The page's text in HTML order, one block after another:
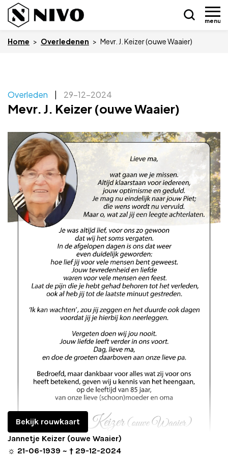
menu
to
content
Nieuws
Zakelijk
Overledenen
Overige
Vacatures
Home > Overledenen > Mevr. J. Keizer (ouwe Waaier)
Overleden | 29-12-2024
Mevr. J. Keizer (ouwe Waaier)
Bekijk rouwkaart
Jannetje Keizer (ouwe Waaier)
☼ 21-06-1939 ~ † 29-12-2024